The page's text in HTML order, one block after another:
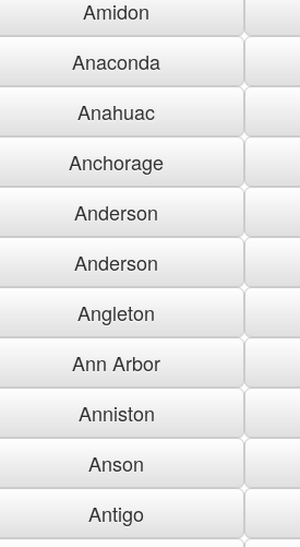
Amidon
Anaconda
Anahuac
Anchorage
Anderson
Anderson
Angleton
Ann Arbor
Anniston
Anson
Antigo